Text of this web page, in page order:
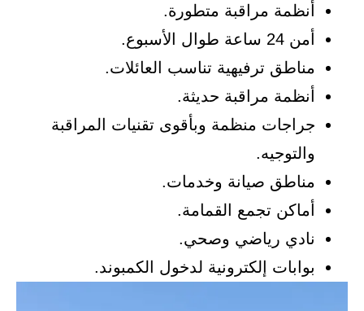
أنظمة مراقبة متطورة.
أمن 24 ساعة طوال الأسبوع.
مناطق ترفيهية تناسب العائلات.
أنظمة مراقبة حديثة.
جراجات منظمة وبأقوى تقنيات المراقبة
والتوجيه.
مناطق صيانة وخدمات.
أماكن تجمع القمامة.
نادي رياضي وصحي.
بوابات إلكترونية لدخول الكمبوند.